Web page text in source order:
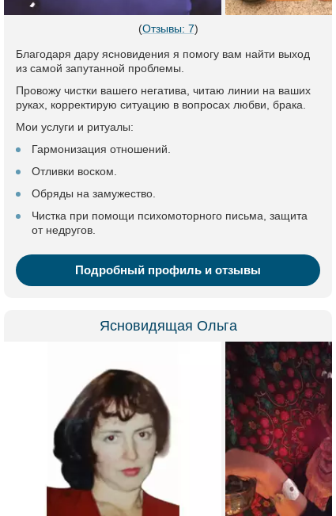
(Отзывы: 7)
Благодаря дару ясновидения я помогу вам найти выход
из самой запутанной проблемы.
Провожу чистки вашего негатива, читаю линии на ваших
руках, корректирую ситуацию в вопросах любви, брака.
Мои услуги и ритуалы:
Гармонизация отношений.
Отливки воском.
Обряды на замужество.
Чистка при помощи психомоторного письма, защита
от недругов.
Подробный профиль и отзывы
Ясновидящая Ольга